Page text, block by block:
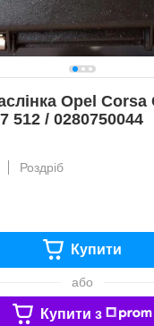
Opel Corsa
512 / 0280750044
Роздріб
Купити
або
Купити з